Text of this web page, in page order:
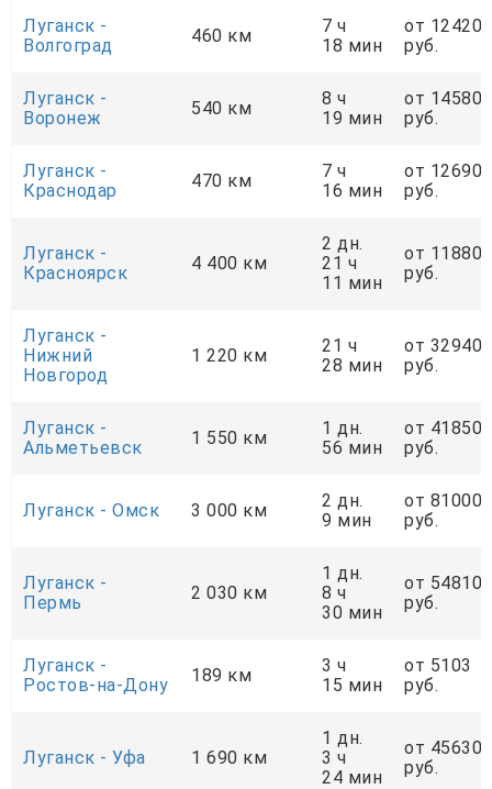
Луганск -
Волгоград
460 км
7 ч
18 мин
от 12420
руб.
Луганск -
Воронеж
540 км
8 ч
19 мин
от 14580
руб.
Луганск -
Краснодар
470 км
7 ч
16 мин
от 12690
руб.
Луганск -
Красноярск
4 400 км
2 дн.
21 ч
11 мин
от 118800
руб.
Луганск -
Нижний
Новгород
1 220 км
21 ч
28 мин
от 32940
руб.
Луганск -
Альметьевск
1 550 км
1 дн.
56 мин
от 41850
руб.
Луганск - Омск 3 000 км
2 дн.
9 мин
от 81000
руб.
Луганск -
Пермь
2 030 км
1 дн.
8 ч
30 мин
от 54810
руб.
Луганск -
Ростов-на-Дону
189 км
3 ч
15 мин
от 5103
руб.
Луганск - Уфа 1 690 км
1 дн.
3 ч
24 мин
от 45630
руб.